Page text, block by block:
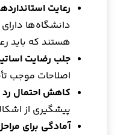
رعایت
دانشگاه‌ها
هستند که باید
جلب رضایت
اصلاحات موجب
کاهش احتمال رد
پیشگیری از
آمادگی برای